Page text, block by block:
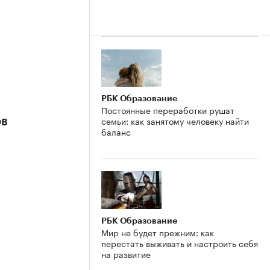
РБК Образование
Постоянные переработки рушат
семьи: как занятому человеку найти
баланс
РБК Образование
Мир не будет прежним: как
перестать выживать и настроить себя
на развитие